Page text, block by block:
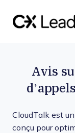
Avis
CloudTalk est
conçu pour